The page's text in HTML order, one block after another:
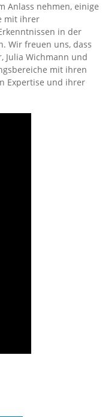
Anlass nehmen, einige
mit ihrer
in der
Wir freuen uns, dass
Julia Wichmann und
mit ihren
Expertise und ihrer